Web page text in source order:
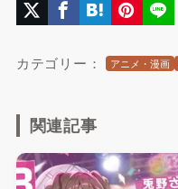
カテゴリー： アニメ・漫画
関連記事